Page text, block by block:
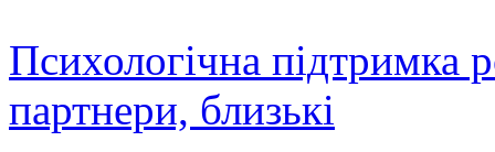
Психологічна підтримка
партнери, близькі